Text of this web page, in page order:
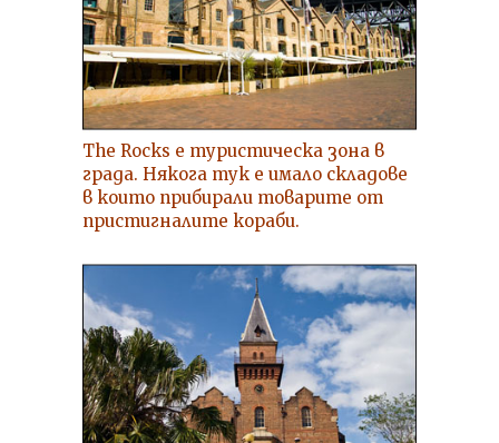
The Rocks е туристическа зона в
града. Някога тук е имало складове
в които прибирали товарите от
пристигналите кораби.